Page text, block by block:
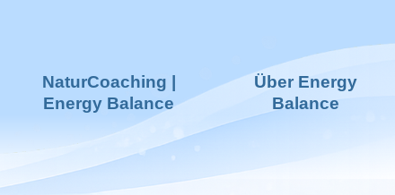
NaturCoaching |
Energy Balance
Über Energy
Balance